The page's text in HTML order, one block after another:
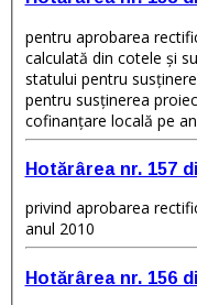
pentru aprobarea
calculată din cotele şi sumele
statului pentru
pentru susţinerea
cofinanţare locală pe
Hotărârea nr. 157
privind aprobarea
anul 2010
Hotărârea nr. 156